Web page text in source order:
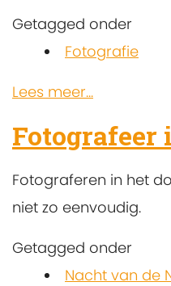
Getagged onder
Fotografie
Lees meer...
Fotografeer
Fotograferen in het
niet zo eenvoudig.
Getagged onder
Nacht van de